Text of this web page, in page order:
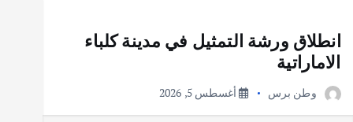
انطلاق ورشة التمثيل في مدينة كلباء
الاماراتية
وطن برس أغسطس 5, 2026